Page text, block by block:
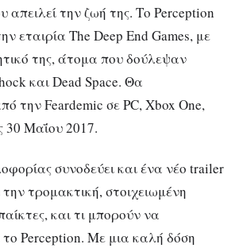
απειλεί την ζωή της. Το Perception
εταιρία The Deep End Games, με
της, άτομα που δούλεψαν
και Dead Space. Θα
την Feardemic σε PC, Xbox One,
30 Μαΐου 2017.
συνοδεύει και ένα νέο trailer
την τρομακτική, στοιχειωμένη
και τι μπορούν να
Perception. Με μια καλή δόση